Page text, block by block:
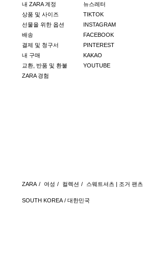
내 ZARA 계정
상품 및 사이즈
선물을 위한 옵션
배송
결제 및 청구서
내 구매
교환, 반품 및 환불
ZARA 경험
뉴스레터
TIKTOK
INSTAGRAM
FACEBOOK
PINTEREST
KAKAO
YOUTUBE
ZARA / 여성 / 컬렉션 / 스웨트셔츠 | 조거 팬츠
SOUTH KOREA / 대한민국